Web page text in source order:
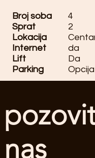
Broj soba 4
Sprat
2
Lokacija
Internet
da
Lift
Da
Parking
Opcija
nas